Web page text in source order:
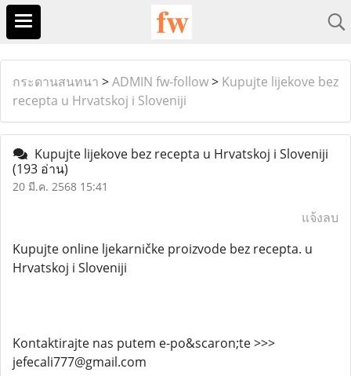
กระดานสนทนา >ADMIN fw-follow> Kupujte lijekove bez
recepta u Hrvatskoj i Sloveniji
Kupujte lijekove bez recepta u Hrvatskoj i Sloveniji
(193 อ่าน)
20 มี.ค. 2568 15:41
แจ้งลบ
Kupujte online ljekarničke proizvode bez recepta. u
Hrvatskoj i Sloveniji
Kontaktirajte nas putem e-po&scaron;te >>>
jefecali777@gmail.com